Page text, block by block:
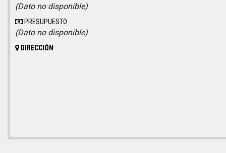
(Dato no disponible)
PRESUPUESTO
(Dato no disponible)
DIRECCIÓN